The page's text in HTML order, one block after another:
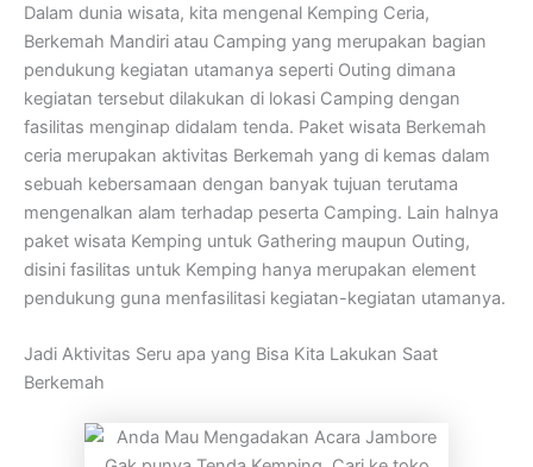
Dalam dunia wisata, kita mengenal Kemping Ceria,
Berkemah Mandiri atau Camping yang merupakan bagian
pendukung kegiatan utamanya seperti Outing dimana
kegiatan tersebut dilakukan di lokasi Camping dengan
fasilitas menginap didalam tenda. Paket wisata Berkemah
ceria merupakan aktivitas Berkemah yang di kemas dalam
sebuah kebersamaan dengan banyak tujuan terutama
mengenalkan alam terhadap peserta Camping. Lain halnya
paket wisata Kemping untuk Gathering maupun Outing,
disini fasilitas untuk Kemping hanya merupakan element
pendukung guna menfasilitasi kegiatan-kegiatan utamanya.
Jadi Aktivitas Seru apa yang Bisa Kita Lakukan Saat
Berkemah